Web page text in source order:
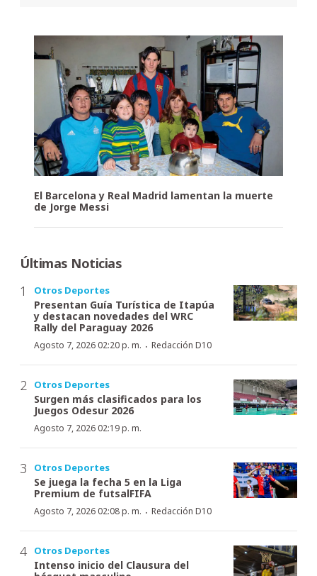
El Barcelona y Real Madrid lamentan la muerte
de Jorge Messi
Últimas Noticias
Otros Deportes
Presentan Guía Turística de Itapúa
y destacan novedades del WRC
Rally del Paraguay 2026
Agosto 7, 2026 02:20 p. m. · Redacción D10
Otros Deportes
Surgen más clasificados para los
Juegos Odesur 2026
Agosto 7, 2026 02:19 p. m.
Otros Deportes
Se juega la fecha 5 en la Liga
Premium de futsalFIFA
Agosto 7, 2026 02:08 p. m. · Redacción D10
Otros Deportes
Intenso inicio del Clausura del